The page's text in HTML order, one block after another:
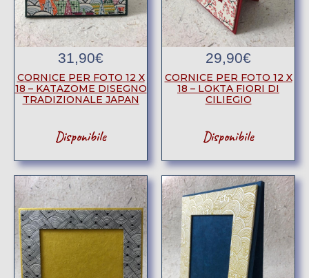
31,90€
CORNICE PER FOTO 12 X
18 – KATAZOME DISEGNO
TRADIZIONALE JAPAN
Disponibile
29,90€
CORNICE PER FOTO 12 X
18 – LOKTA FIORI DI
CILIEGIO
Disponibile